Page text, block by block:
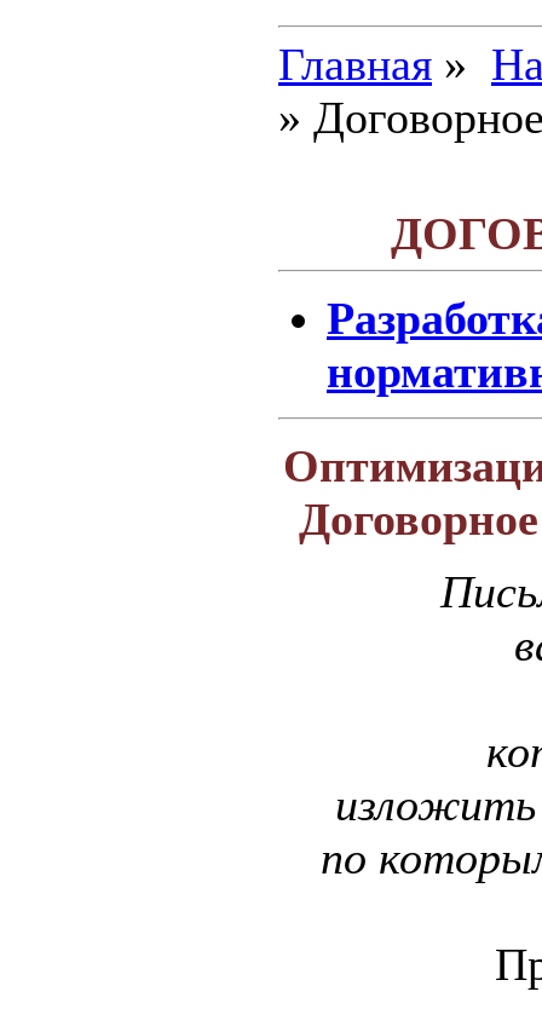
Главная »
»
изложить
по